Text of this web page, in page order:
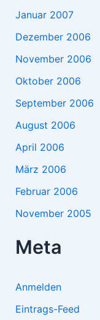
Januar 2007
Dezember 2006
November 2006
Oktober 2006
September 2006
August 2006
April 2006
März 2006
Februar 2006
November 2005
Meta
Anmelden
Eintrags-Feed